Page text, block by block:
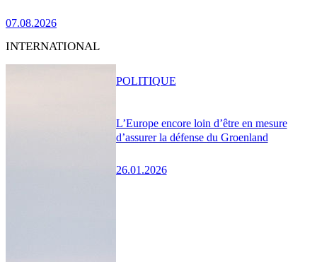
07.08.2026
INTERNATIONAL
L’Europe encore loin d’être en mesure
d’assurer la défense du Groenland
26.01.2026
POLITIQUE